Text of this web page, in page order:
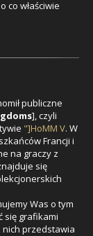
co właściwie
publiczne
], czyli
"]HoMM V. W
Francji i
na graczy z
się
Was o tym
się grafikami
przedstawia